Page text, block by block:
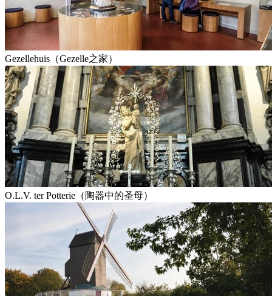
Gezellehuis（Gezelle之家）
O.L.V. ter Potterie（陶器中的圣母）